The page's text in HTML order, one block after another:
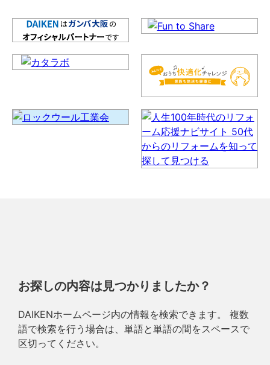
お探しの内容は見つかりましたか？
DAIKENホームページ内の情報を検索できます。 複数
語で検索を行う場合は、単語と単語の間をスペースで
区切ってください。